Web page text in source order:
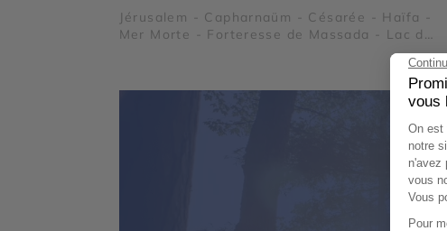
Jérusalem - Capharnaüm - Césarée - Haïfa -
Mer Morte - Forteresse de Massada - Lac de
Tiberiade - Bethléem - Nazareth - Déserts